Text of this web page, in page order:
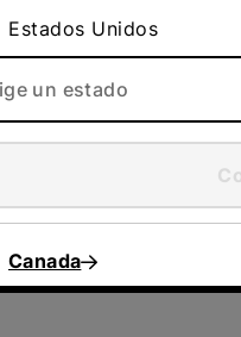
eres cliente?Ingresaa
Estados Unidos
un estado
Canada